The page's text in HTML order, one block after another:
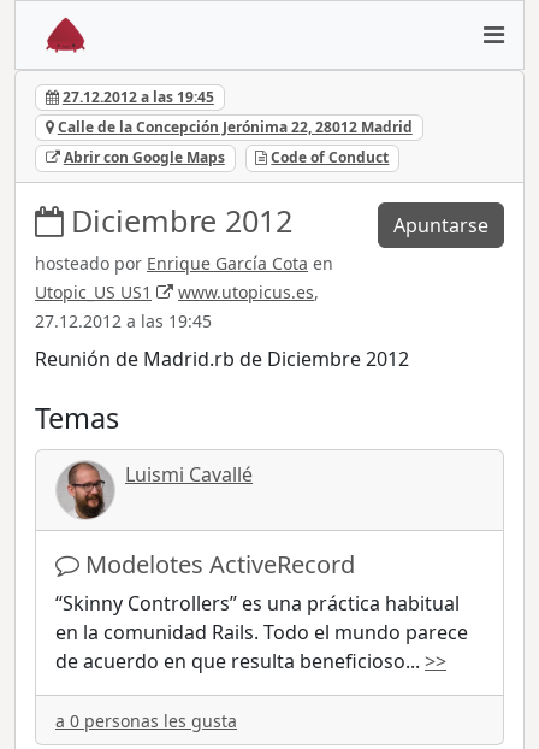
27.12.2012 a las 19:45
Calle de la Concepción Jerónima 22, 28012 Madrid
Abrir con Google Maps
Code of Conduct
Diciembre 2012
hosteado por Enrique García Cota en
Utopic_US US1
www.utopicus.es,
27.12.2012 a las 19:45
Apuntarse
Reunión de Madrid.rb de Diciembre 2012
Temas
Luismi Cavallé
Modelotes ActiveRecord
“Skinny Controllers” es una práctica habitual
en la comunidad Rails. Todo el mundo parece
de acuerdo en que resulta beneficioso... >>
a 0 personas les gusta